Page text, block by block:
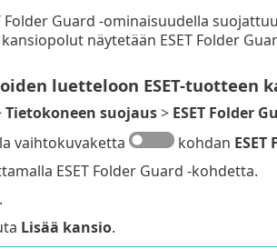
Guard -ominaisuudella
näytetään ESET Folder
luetteloon ESET-tuotteen
Tietokoneen suojaus> ESET Folder
vaihtokuvaketta kohdan
ESET Folder Guard -kohdetta.
Lisää kansio.